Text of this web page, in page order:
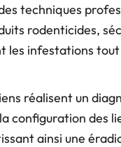
techniques
rodenticides,
les infestations
réalisent un
configuration des
ainsi une